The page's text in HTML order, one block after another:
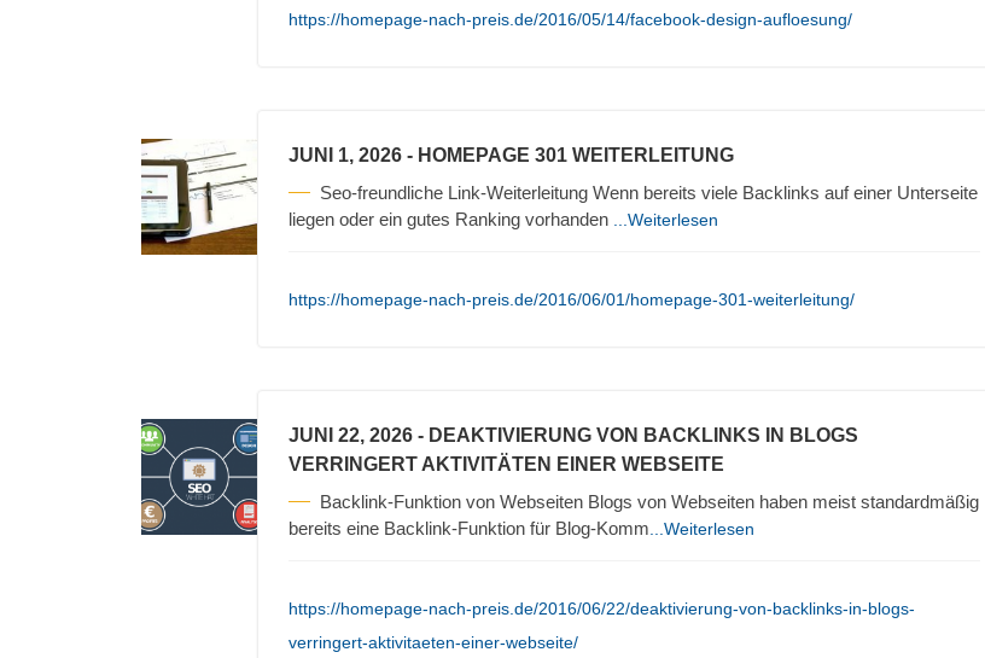
https://homepage-nach-preis.de/2016/05/14/facebook-design-aufloesung/
JUNI 1, 2026 - HOMEPAGE 301 WEITERLEITUNG
Seo-freundliche Link-Weiterleitung Wenn bereits viele Backlinks auf einer Unterseite
liegen oder ein gutes Ranking vorhanden
...Weiterlesen
https://homepage-nach-preis.de/2016/06/01/homepage-301-weiterleitung/
JUNI 22, 2026 - DEAKTIVIERUNG VON BACKLINKS IN BLOGS
VERRINGERT AKTIVITÄTEN EINER WEBSEITE
Backlink-Funktion von Webseiten Blogs von Webseiten haben meist standardmäßig
bereits eine Backlink-Funktion für Blog-Komm ...Weiterlesen
https://homepage-nach-preis.de/2016/06/22/deaktivierung-von-backlinks-in-blogs-
verringert-aktivitaeten-einer-webseite/